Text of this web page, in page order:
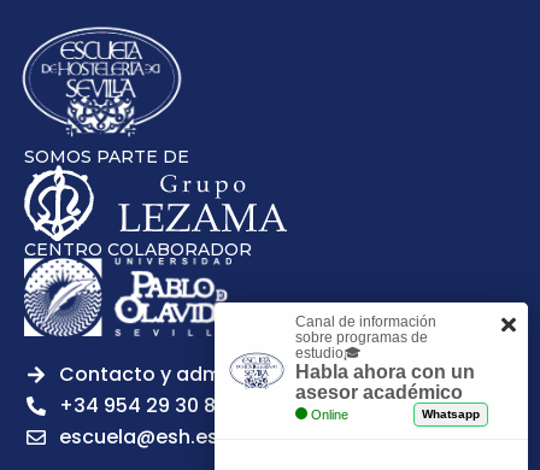
SOMOS PARTE DE
CENTRO COLABORADOR
Contacto y admisiones
+34 954 29 30 81
escuela@esh.es
Canal de información
sobre programas de
estudio🎓
Habla ahora con un
asesor académico
Online Whatsapp